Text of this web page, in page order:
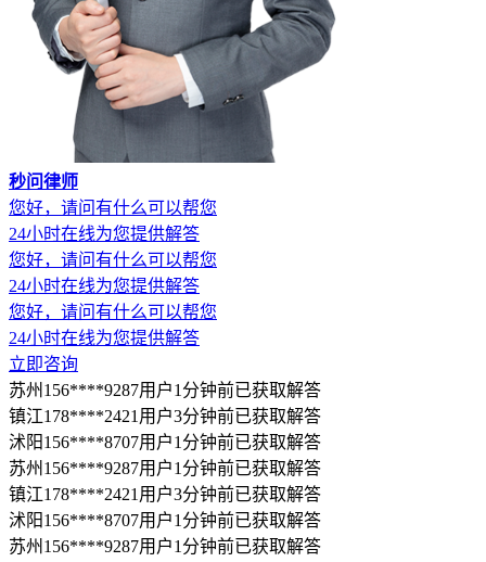
秒问律师
您好，请问有什么可以帮您
24小时在线为您提供解答
您好，请问有什么可以帮您
24小时在线为您提供解答
您好，请问有什么可以帮您
24小时在线为您提供解答
立即咨询
苏州156****9287用户1分钟前已获取解答
镇江178****2421用户3分钟前已获取解答
沭阳156****8707用户1分钟前已获取解答
苏州156****9287用户1分钟前已获取解答
镇江178****2421用户3分钟前已获取解答
沭阳156****8707用户1分钟前已获取解答
苏州156****9287用户1分钟前已获取解答